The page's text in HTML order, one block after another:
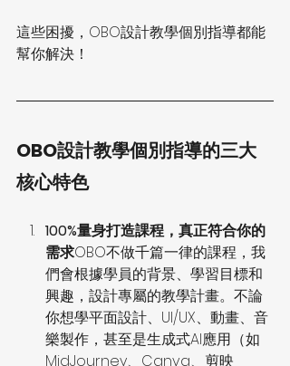
這些困擾，OBO設計教學個別指導都能
幫你解決！
OBO設計教學個別指導的三大
核心特色
100%量身打造課程，真正符合你的
需求OBO不做千篇一律的課程，我
們會根據學員的背景、學習目標和
興趣，設計專屬的教學計畫。不論
你想學平面設計、UI/UX、動畫、音
樂製作，甚至是生成式AI應用（如
MidJourney、Canva、剪映